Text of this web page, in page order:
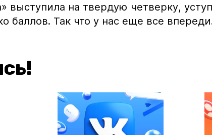
выступила на твердую четверку,
баллов. Так что у нас еще все